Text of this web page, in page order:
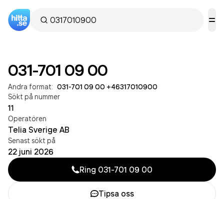
031-701 09 00
Andra format: 031-701 09 00 +46317010900
Sökt på nummer
11
Operatören
Telia Sverige AB
Senast sökt på
22 juni 2026
Ring 031-701 09 00
Tipsa oss